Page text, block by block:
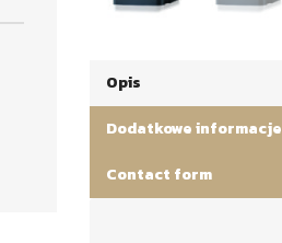
Opis
Dodatkowe informacje
Contact form